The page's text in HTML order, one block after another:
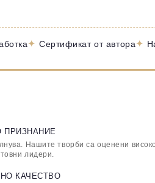
✦ Сертификат от автора✦
ПРИЗНАНИЕ
Нашите творби са оценени
лидери.
КАЧЕСТВО